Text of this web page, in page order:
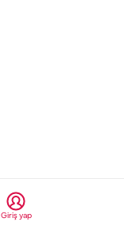
Giriş yap